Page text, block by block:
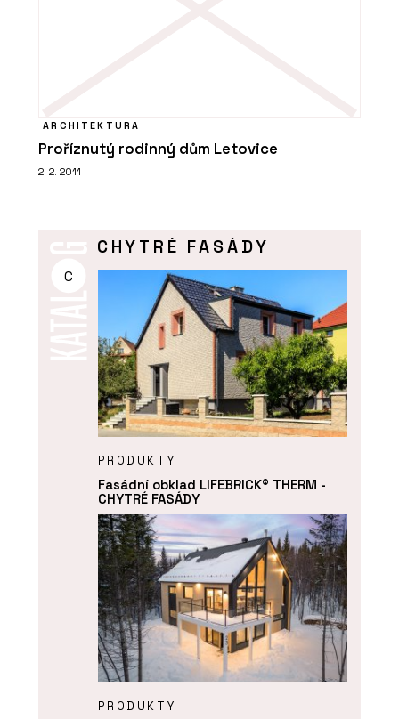
ARCHITEKTURA
Proříznutý rodinný dům Letovice
2. 2. 2011
C
CHYTRÉ FASÁDY
PRODUKTY
Fasádní obklad LIFEBRICK® THERM -
CHYTRÉ FASÁDY
PRODUKTY